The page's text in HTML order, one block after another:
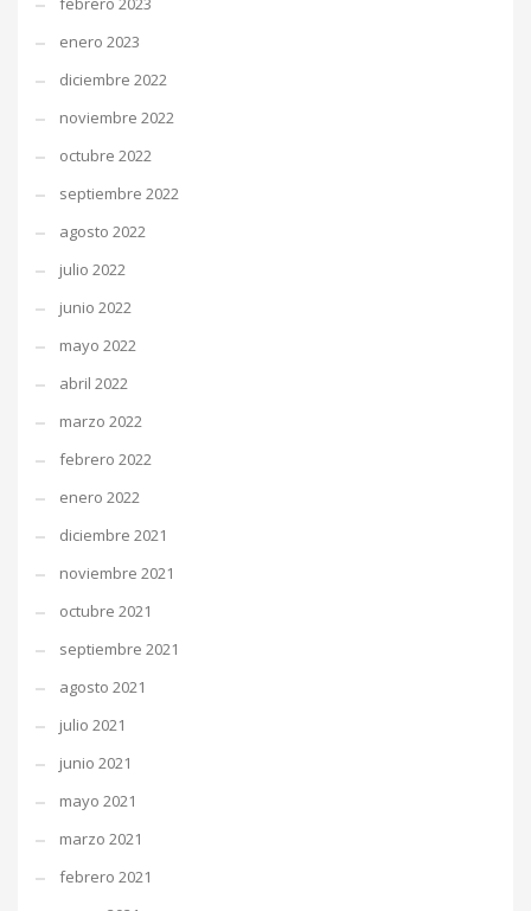
enero 2023
diciembre 2022
noviembre 2022
octubre 2022
septiembre 2022
agosto 2022
julio 2022
junio 2022
mayo 2022
abril 2022
marzo 2022
febrero 2022
enero 2022
diciembre 2021
noviembre 2021
octubre 2021
septiembre 2021
agosto 2021
julio 2021
junio 2021
mayo 2021
marzo 2021
febrero 2021